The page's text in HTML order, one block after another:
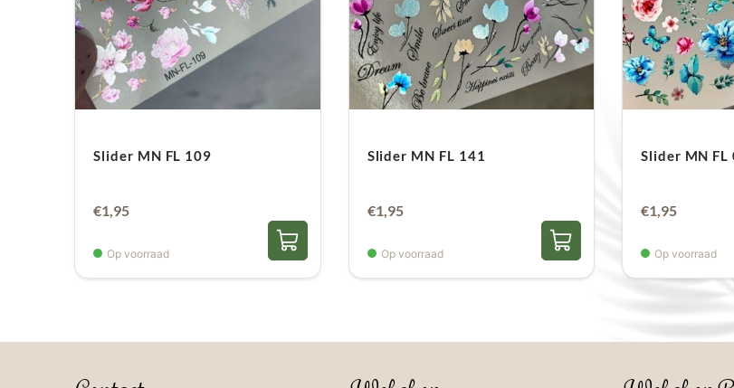
Slider MN FL 109
€1,95
Op voorraad
Slider MN FL 141
€1,95
Op voorraad
Slider MN FL
€1,95
Op voorraad